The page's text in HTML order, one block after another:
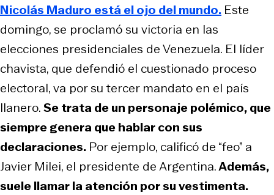
Nicolás Maduro está el ojo del mundo. Este
domingo, se proclamó su victoria en las
elecciones presidenciales de Venezuela. El líder
chavista, que defendió el cuestionado proceso
electoral, va por su tercer mandato en el país
llanero.Se trata de un personaje polémico, que
siempre genera que hablar con sus
declaraciones. Por ejemplo, calificó de “feo” a
Javier Milei, el presidente de Argentina.Además,
suele llamar la atención por su vestimenta.